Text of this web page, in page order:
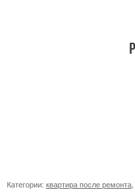
Категории: квартира после ремонта